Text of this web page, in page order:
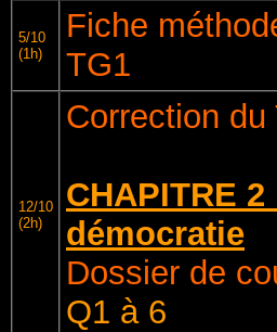
5/10
(1h)
Fiche
TG1
12/10
(2h)
Correction du
CHAPITRE
démocratie
Dossier de
Q1 à 6